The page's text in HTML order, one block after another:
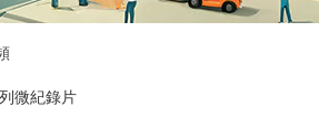
微紀錄片